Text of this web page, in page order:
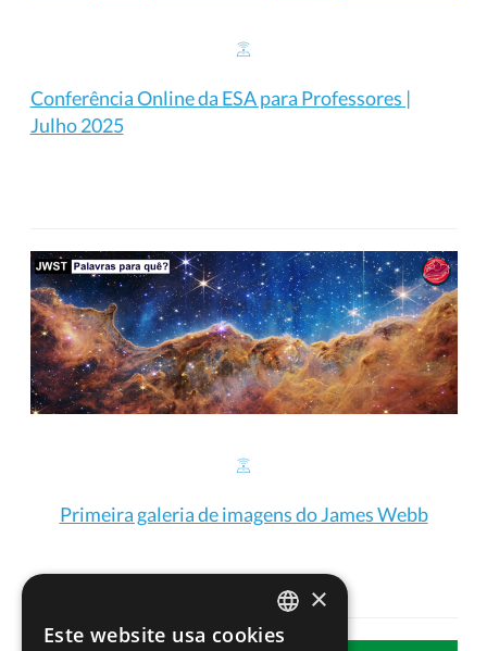
Conferência Online da ESA para Professores |
Julho 2025
Primeira galeria de imagens do James Webb
PORTUGUESE
×
Este website usa cookies